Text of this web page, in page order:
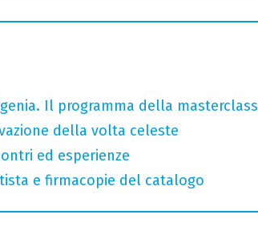
Il programma della masterclass
della volta celeste
ed esperienze
e firmacopie del catalogo